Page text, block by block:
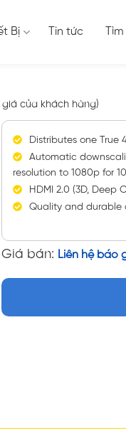
Bị Tin tức
của khách hàng)
Distributes one True
Automatic
resolution to 1080p for
HDMI 2.0 (3D, Deep
Quality and durable
Giá bán: Liên hệ báo